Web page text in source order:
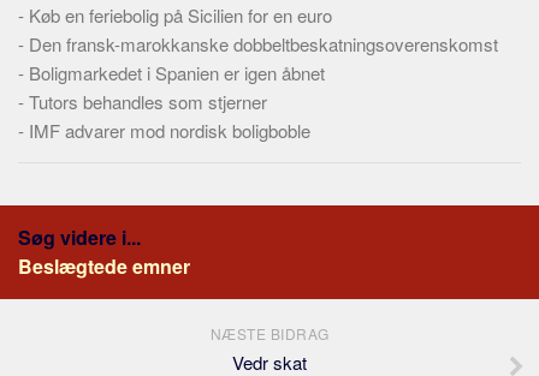
- Køb en feriebolig på Sicilien for en euro
- Den fransk-marokkanske dobbeltbeskatningsoverenskomst
- Boligmarkedet i Spanien er igen åbnet
-Tutors behandles som stjerner
- IMF advarer mod nordisk boligboble
Søg videre i...
Beslægtede emner
NÆSTE BIDRAG
Vedr skat